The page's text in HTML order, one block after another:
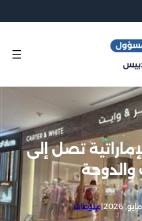
تصل إلى
والدوحة
|منوعات